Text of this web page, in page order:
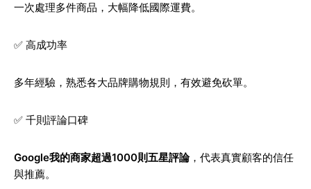
一次處理多件商品，大幅降低國際運費。
✅ 高成功率
多年經驗，熟悉各大品牌購物規則，有效避免砍單。
✅ 千則評論口碑
Google我的商家超過1000則五星評論，代表真實顧客的信任
與推薦。